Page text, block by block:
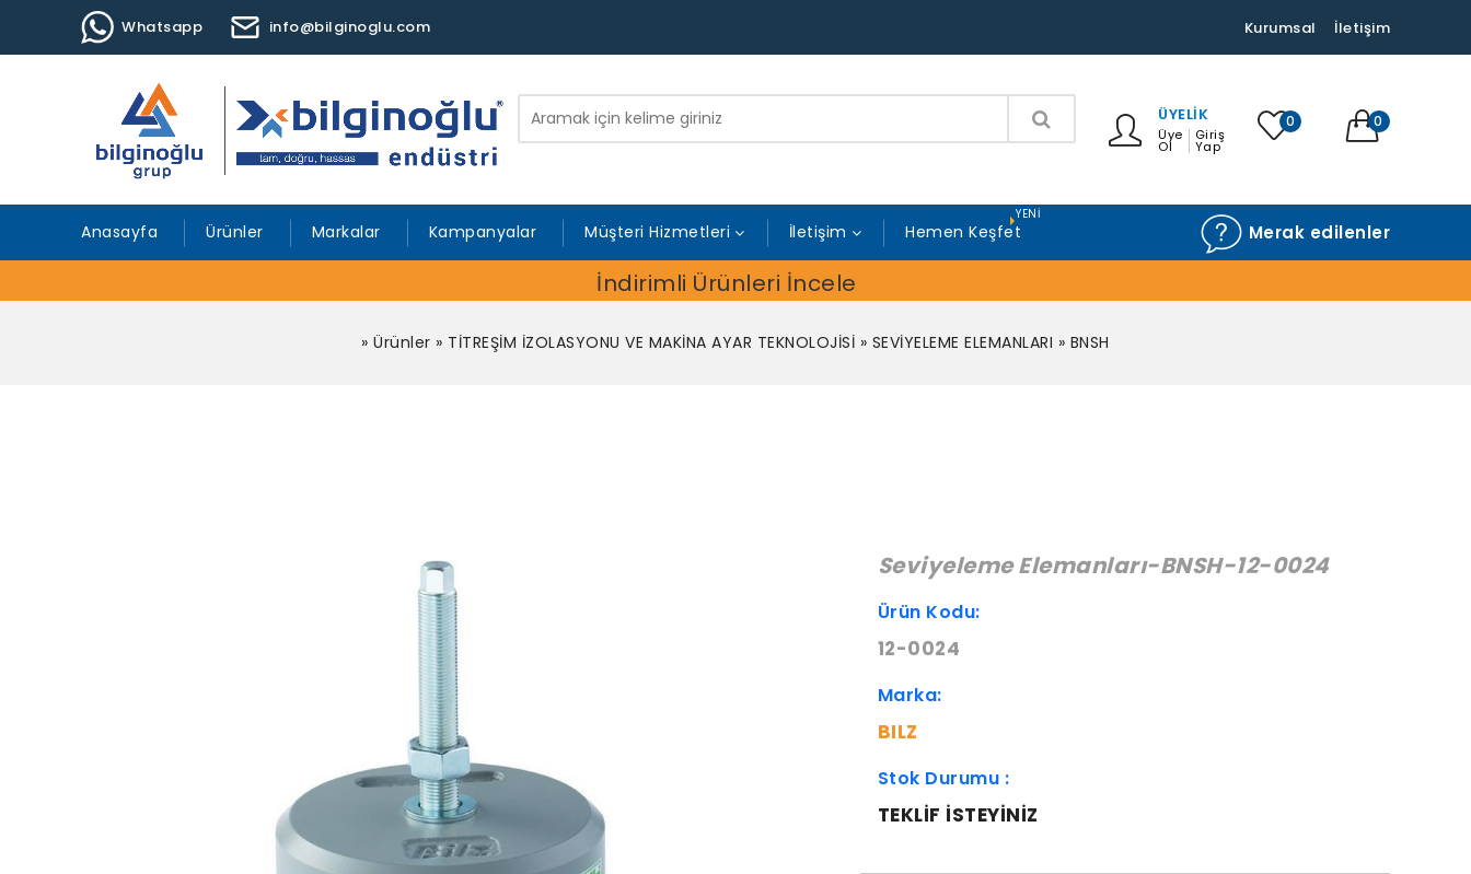
Whatsapp info@bilginoglu.com Kurumsal İletişim
ÜYELIK
Üye
Ol
Giriş
Yap
0 0
Anasayfa Ürünler Markalar Kampanyalar Müşteri Hizmetleri İletişim Hemen Keşfet
YENI
Merak edilenler
İndirimli Ürünleri İncele
»Ürünler » TİTREŞİM İZOLASYONU VE MAKİNA AYAR TEKNOLOJİSİ » SEVİYELEME ELEMANLARI » BNSH
Seviyeleme Elemanları-BNSH-12-0024
Ürün Kodu:
12-0024
Marka:
BILZ
Stok Durumu :
TEKLIF ISTEYINIZ